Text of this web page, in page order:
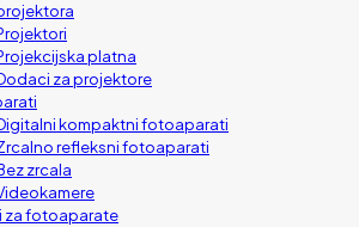
platna
za projektore
kompaktni fotoaparati
refleksni fotoaparati
zrcala
za fotoaparate